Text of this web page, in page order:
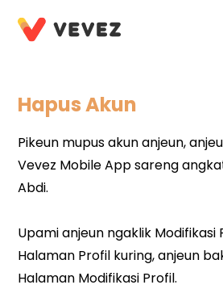
Hapus Akun